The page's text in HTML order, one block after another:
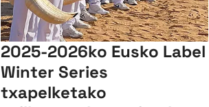
2025-2026ko Eusko Label
Winter Series
txapelketako